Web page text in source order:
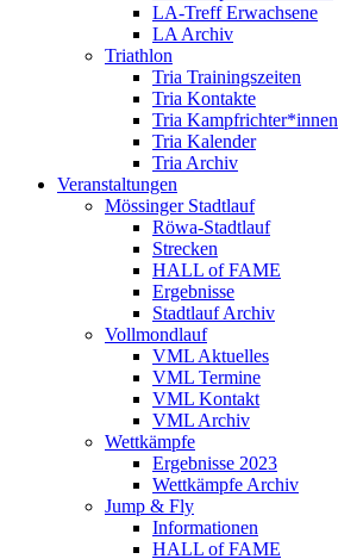
LA-Treff Erwachsene
LA Archiv
Triathlon
Tria Trainingszeiten
Tria Kontakte
Tria Kampfrichter*innen
Tria Kalender
Tria Archiv
Veranstaltungen
Mössinger Stadtlauf
Röwa-Stadtlauf
Strecken
HALL of FAME
Ergebnisse
Stadtlauf Archiv
Vollmondlauf
VML Aktuelles
VML Termine
VML Kontakt
VML Archiv
Wettkämpfe
Ergebnisse 2023
Wettkämpfe Archiv
Jump & Fly
Informationen
HALL of FAME